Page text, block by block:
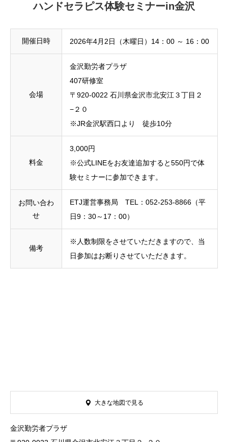
ハンドセラピス体験セミナーin金沢
開催日時 2026年4月2日（木曜日）14：00 ～ 16：00
会場
金沢勤労者プラザ
407研修室
〒920-0022 石川県金沢市北安江３丁目２
−２０
※JR金沢駅西口より 徒歩10分
料金
3,000円
※公式LINEをお友達追加すると550円で体
験セミナーに参加できます。
お問い合わ
せ
ETJ運営事務局 TEL：052-253-8866（平
日9：30～17：00）
備考
※人数制限をさせていただきますので、当
日参加はお断りさせていただきます。
金沢勤労者プラザ
大きな地図で見る